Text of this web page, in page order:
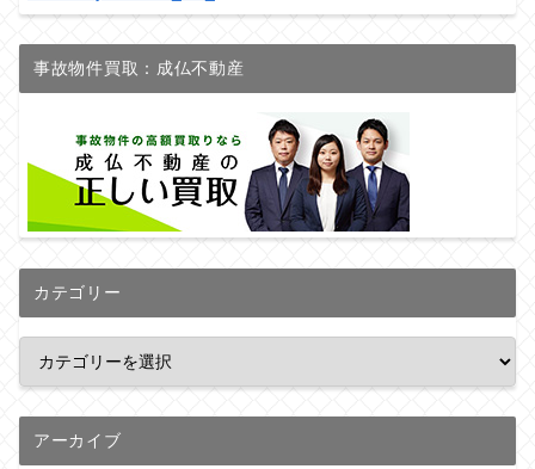
事故物件買取：成仏不動産
カテゴリー
アーカイブ